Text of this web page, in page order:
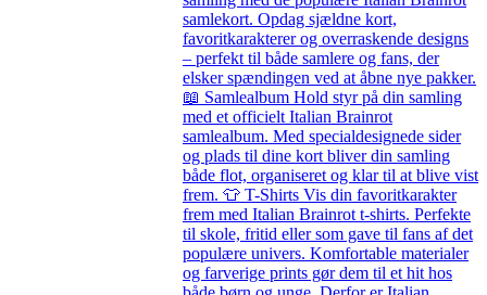
samlekort. Opdag sjældne kort,
favoritkarakterer og overraskende designs
– perfekt til både samlere og fans, der
elsker spændingen ved at åbne nye pakker.
📖 Samlealbum Hold styr på din samling
med et officielt Italian Brainrot
samlealbum. Med specialdesignede sider
og plads til dine kort bliver din samling
både flot, organiseret og klar til at blive vist
frem. 👕 T-Shirts Vis din favoritkarakter
frem med Italian Brainrot t-shirts. Perfekte
til skole, fritid eller som gave til fans af det
populære univers. Komfortable materialer
og farverige prints gør dem til et hit hos